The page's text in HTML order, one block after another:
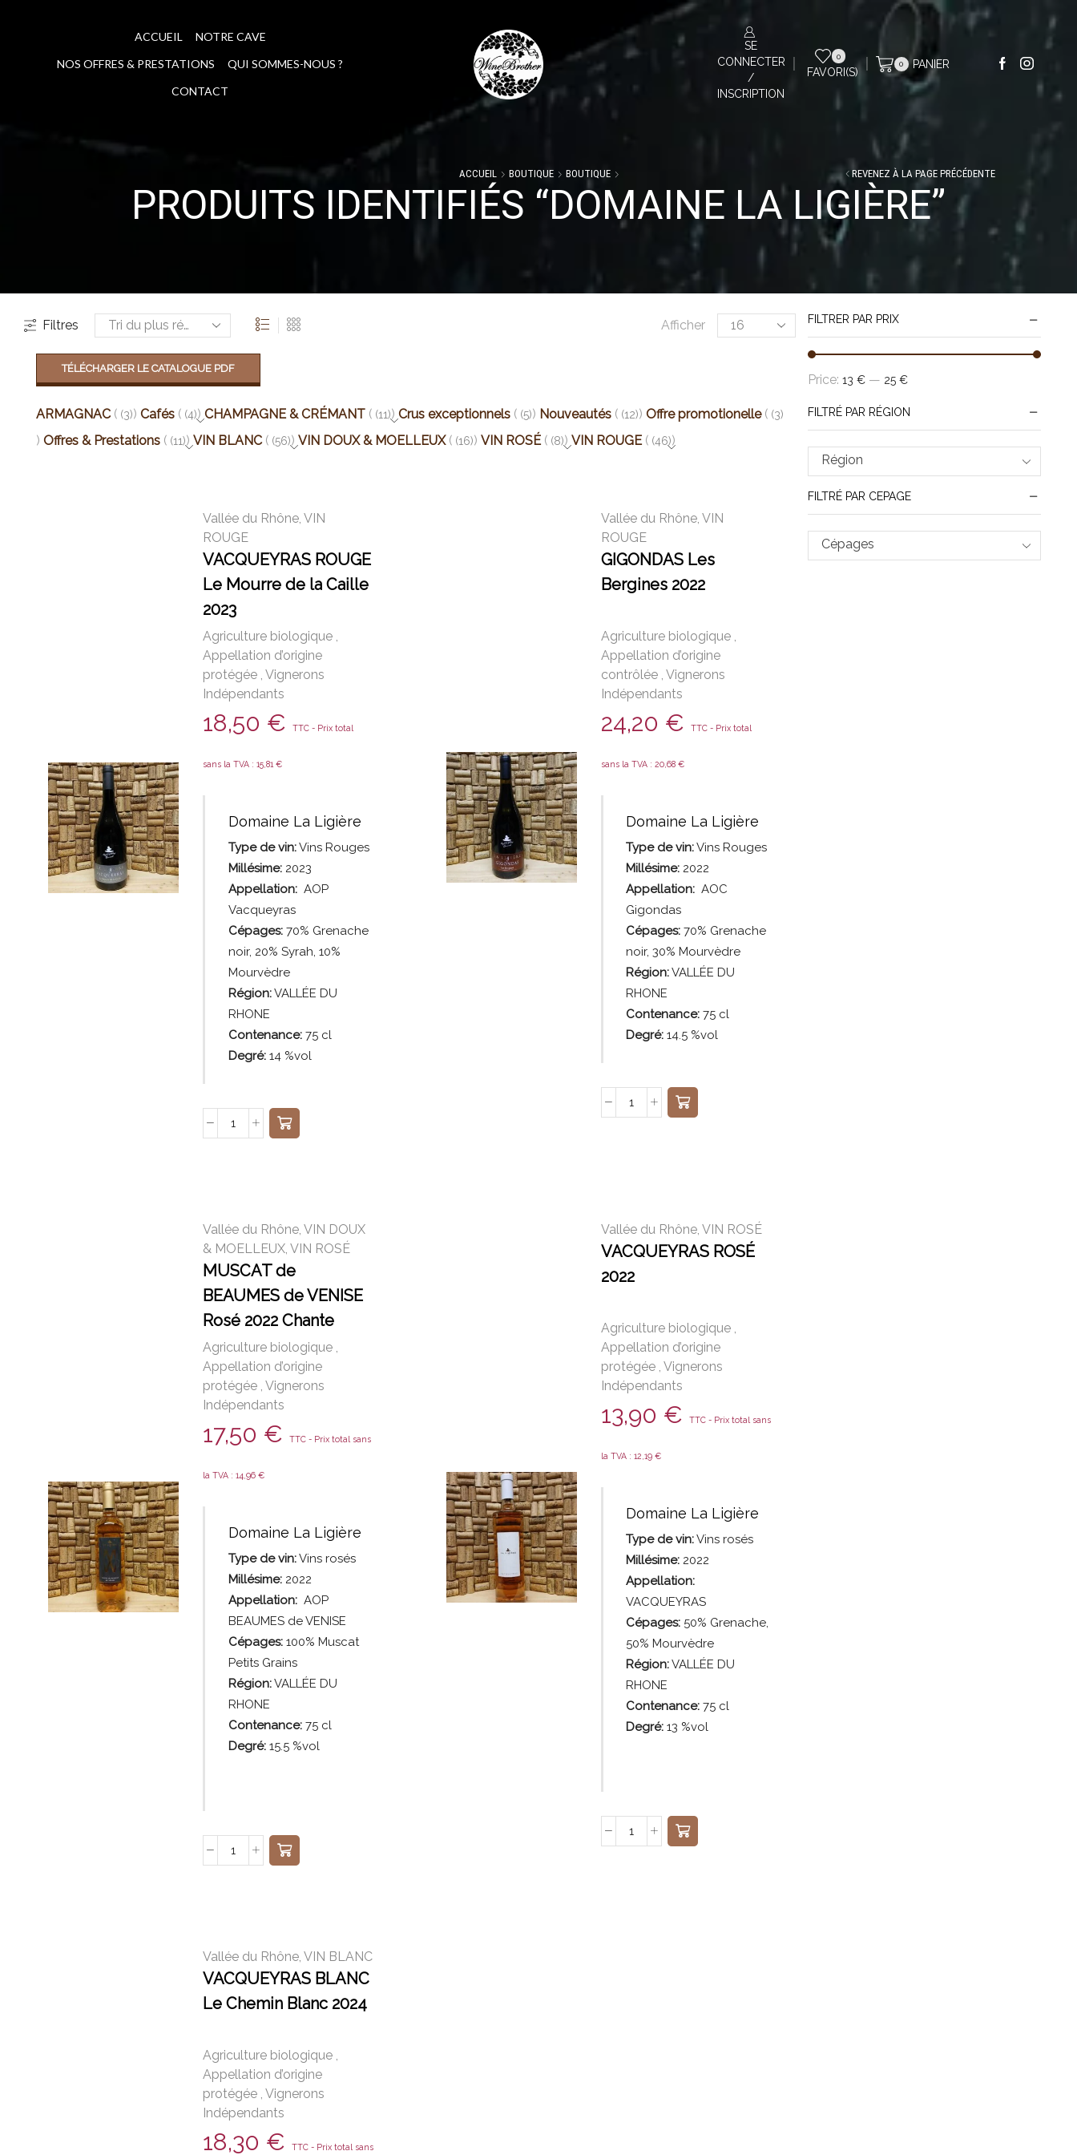
ACCUEIL
NOTRE CAVE
NOS OFFRES & PRESTATIONS
QUI SOMMES-NOUS ?
CONTACT
SE
CONNECTER
/
INSCRIPTION
0
FAVORI(S)
0 PANIER
ACCUEIL BOUTIQUE BOUTIQUE
PRODUITS IDENTIFIÉS “DOMAINE LA LIGIÈRE”
REVENEZ À LA PAGE PRÉCÉDENTE
Filtres Afficher
TÉLÉCHARGER LE CATALOGUE PDF
ARMAGNAC (3) Cafés (4) CHAMPAGNE & CRÉMANT (11) Crus exceptionnels (5) Nouveautés (12) Offre promotionelle (3)
Offres & Prestations (11) VIN BLANC (56) VIN DOUX & MOELLEUX (16) VIN ROSÉ (8) VIN ROUGE (46)
Vallée du Rhône VIN
ROUGE
VACQUEYRAS ROUGE
Le Mourre de la Caille
2023
Agriculture biologique ,
Appellation d’origine
protégée , Vignerons
Indépendants
18,50 € TTC - Prix total
sans la TVA : 15,81 €
Domaine La Ligière
Type de vin:Vins Rouges
Millésime: 2023
Appellation:AOP
Vacqueyras
Cépages:70% Grenache
noir, 20% Syrah, 10%
Mourvèdre
Région:VALLÉE DU
RHONE
Contenance:75cl
Degré:14 %vol
Vallée du Rhône, VIN
ROUGE
GIGONDAS Les
Bergines 2022
Agriculture biologique,
Appellation d’origine
contrôlée, Vignerons
Indépendants
24,20 € TTC - Prix total
sans la TVA : 20,68 €
Domaine La Ligière
Type de vin:Vins Rouges
Millésime: 2022
Appellation: AOC
Gigondas
Cépages: 70% Grenache
noir, 30% Mourvèdre
Région:VALLÉE DU
RHONE
Contenance: 75 cl
Degré: 14.5 %vol
Vallée du Rhône VIN DOUX
& MOELLEUX VIN ROSÉ
MUSCAT de
BEAUMES de VENISE
Rosé 2022 Chante
Coucou
Agriculture biologique ,
Appellation d’origine
protégée , Vignerons
Indépendants
17,50 € TTC - Prix total sans
la TVA : 14,96 €
Domaine La Ligière
Type de vin:Vins rosés
Millésime: 2022
Appellation:AOP
BEAUMES de VENISE
Cépages: 100% Muscat
Petits Grains
Région:VALLÉE DU
RHONE
Contenance:75cl
Degré:15.5 %vol
Vallée du Rhône, VIN ROSÉ
VACQUEYRAS ROSÉ
2022
Agriculture biologique,
Appellation d’origine
protégée, Vignerons
Indépendants
13,90 € TTC - Prix total sans
la TVA : 12,19 €
Domaine La Ligière
Type de vin:Vins rosés
Millésime: 2022
Appellation:
VACQUEYRAS
Cépages: 50% Grenache,
50% Mourvèdre
Région:VALLÉE DU
RHONE
Contenance: 75 cl
Degré: 13 %vol
Vallée du Rhône VIN BLANC
VACQUEYRAS BLANC
Le Chemin Blanc 2024
Agriculture biologique ,
Appellation d’origine
protégée , Vignerons
Indépendants
18,30 € TTC - Prix total sans
FILTRER PAR PRIX
Price: 13 € — 25 €
FILTRÉ PAR RÉGION
Région
FILTRÉ PAR CEPAGE
Cépages